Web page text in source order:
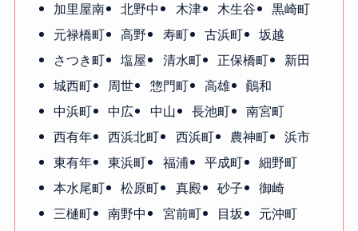
加里屋南
北野中 木津 木生谷
黒崎町
元禄橋町
高野 寿町 古浜町
坂越
さつき町
塩屋 清水町 正保橋町
新田
城西町
周世 惣門町 高雄
鷆和
中浜町
中広 中山 長池町
南宮町
西有年
西浜北町 西浜町 農神町
浜市
東有年
東浜町 福浦 平成町
細野町
本水尾町
松原町 真殿 砂子
御崎
三樋町
南野中 宮前町 目坂
元沖町